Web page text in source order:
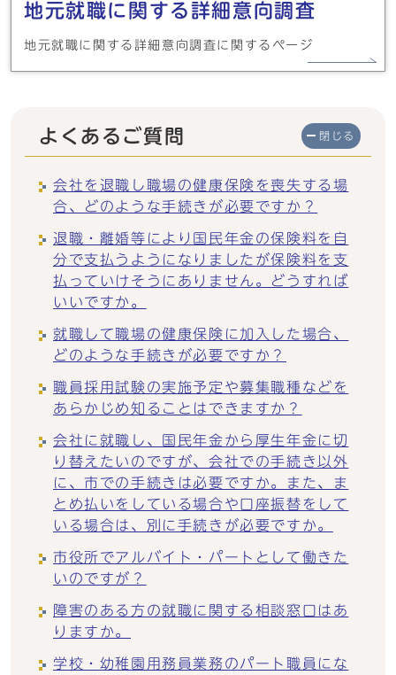
地元就職に関する詳細意向調査
地元就職に関する詳細意向調査に関するページ
よくあるご質問 閉じる
会社を退職し職場の健康保険を喪失する場
合、どのような手続きが必要ですか？
退職・離婚等により国民年金の保険料を自
分で支払うようになりましたが保険料を支
払っていけそうにありません。どうすれば
いいですか。
就職して職場の健康保険に加入した場合、
どのような手続きが必要ですか？
職員採用試験の実施予定や募集職種などを
あらかじめ知ることはできますか？
会社に就職し、国民年金から厚生年金に切
り替えたいのですが、会社での手続き以外
に、市での手続きは必要ですか。また、ま
とめ払いをしている場合や口座振替をして
いる場合は、別に手続きが必要ですか。
市役所でアルバイト・パートとして働きた
いのですが？
障害のある方の就職に関する相談窓口はあ
りますか。
学校・幼稚園用務員業務のパート職員にな